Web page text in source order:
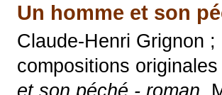
Un homme et son
Claude-Henri Grignon
compositions
et son péché - roman ,